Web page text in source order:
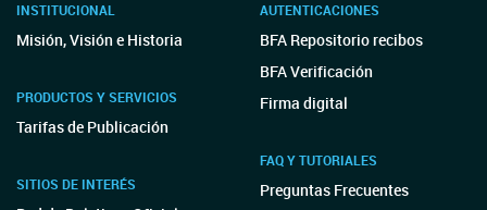
INSTITUCIONAL
Misión, Visión e Historia
PRODUCTOS Y SERVICIOS
Tarifas de Publicación
SITIOS DE INTERÉS
AUTENTICACIONES
BFA Repositorio recibos
BFA Verificación
Firma digital
FAQ Y TUTORIALES
Preguntas Frecuentes